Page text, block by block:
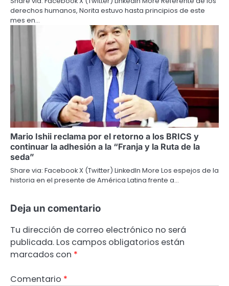
derechos humanos, Norita estuvo hasta principios de este
mes en…
Mario Ishii reclama por el retorno a los BRICS y
continuar la adhesión a la “Franja y la Ruta de la
seda”
Share via: Facebook X (Twitter) LinkedIn More Los espejos de la
historia en el presente de América Latina frente a…
Deja un comentario
Tu dirección de correo electrónico no será
publicada. Los campos obligatorios están
marcados con *
Comentario *